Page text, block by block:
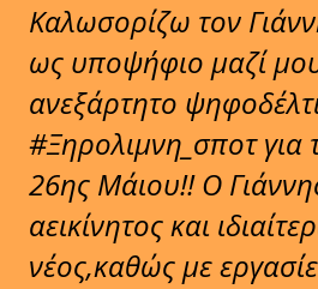
Καλωσορίζω τον
ως υποψήφιο μαζί
ανεξάρτητο
#Ξηρολιμνη_σποτ για
26ης Μάιου!! Ο
αεικίνητος και
νέος,καθώς με